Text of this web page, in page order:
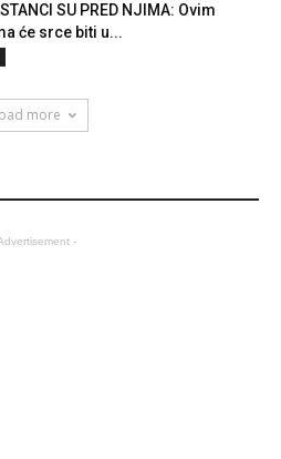
SU PRED NJIMA: Ovim
će srce biti u...
more
-